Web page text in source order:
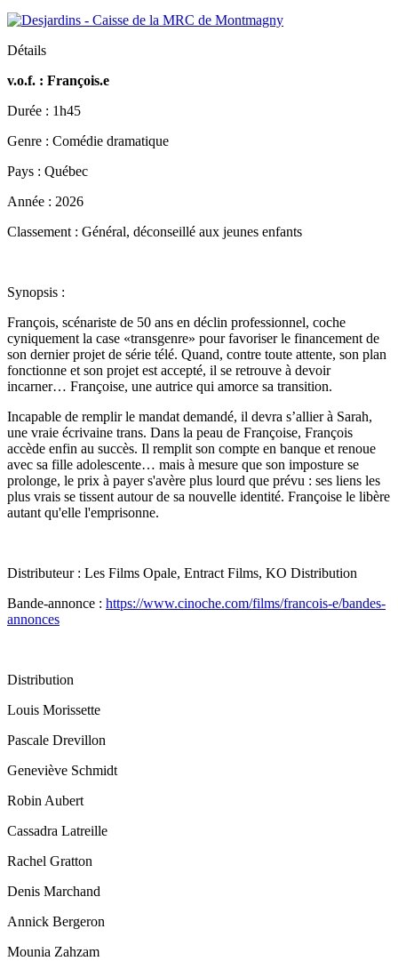
Détails
v.o.f. : François.e
Durée : 1h45
Genre : Comédie dramatique
Pays : Québec
Année : 2026
Classement : Général, déconseillé aux jeunes enfants
Synopsis :
François, scénariste de 50 ans en déclin professionnel, coche
cyniquement la case «transgenre» pour favoriser le financement de
son dernier projet de série télé. Quand, contre toute attente, son plan
fonctionne et son projet est accepté, il se retrouve à devoir
incarner… Françoise, une autrice qui amorce sa transition.
Incapable de remplir le mandat demandé, il devra s’allier à Sarah,
une vraie écrivaine trans. Dans la peau de Françoise, François
accède enfin au succès. Il remplit son compte en banque et renoue
avec sa fille adolescente… mais à mesure que son imposture se
prolonge, le prix à payer s'avère plus lourd que prévu : ses liens les
plus vrais se tissent autour de sa nouvelle identité. Françoise le libère
autant qu'elle l'emprisonne.
Distributeur : Les Films Opale, Entract Films, KO Distribution
Bande-annonce : https://www.cinoche.com/films/francois-e/bandes-
annonces
Distribution
Louis Morissette
Pascale Drevillon
Geneviève Schmidt
Robin Aubert
Cassadra Latreille
Rachel Gratton
Denis Marchand
Annick Bergeron
Mounia Zahzam